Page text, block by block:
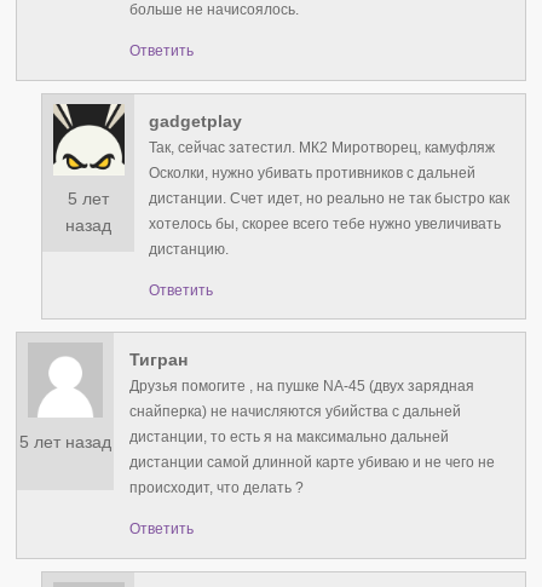
больше не начисоялось.
Ответить
5 лет
назад
gadgetplay
Так, сейчас затестил. МК2 Миротворец, камуфляж
Осколки, нужно убивать противников с дальней
дистанции. Счет идет, но реально не так быстро как
хотелось бы, скорее всего тебе нужно увеличивать
дистанцию.
Ответить
5 лет назад
Тигран
Друзья помогите , на пушке NA-45 (двух зарядная
снайперка) не начисляются убийства с дальней
дистанции, то есть я на максимально дальней
дистанции самой длинной карте убиваю и не чего не
происходит, что делать ?
Ответить